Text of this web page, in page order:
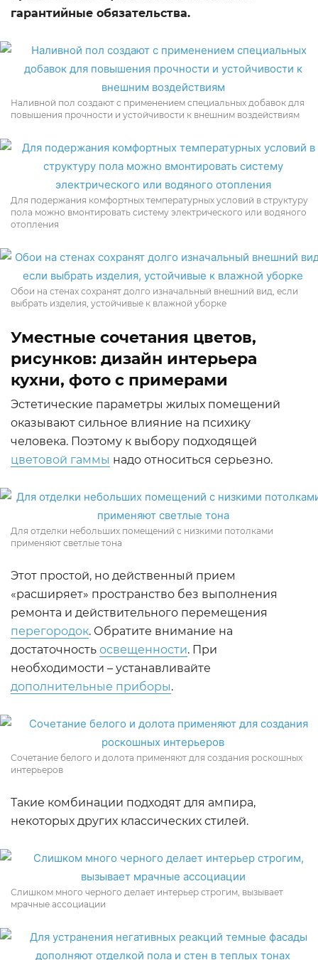
гарантийные обязательства.
Наливной пол создают с применением специальных добавок для
повышения прочности и устойчивости к внешним воздействиям
Для подержания комфортных температурных условий в структуру
пола можно вмонтировать систему электрического или водяного
отопления
Обои на стенах сохранят долго изначальный внешний вид, если
выбрать изделия, устойчивые к влажной уборке
Уместные сочетания цветов,
рисунков: дизайн интерьера
кухни, фото с примерами
Эстетические параметры жилых помещений
оказывают сильное влияние на психику
человека. Поэтому к выбору подходящей
цветовой гаммы надо относиться серьезно.
Для отделки небольших помещений с низкими потолками
применяют светлые тона
Этот простой, но действенный прием
«расширяет» пространство без выполнения
ремонта и действительного перемещения
перегородок. Обратите внимание на
достаточность освещенности. При
необходимости – устанавливайте
дополнительные приборы.
Сочетание белого и долота применяют для создания роскошных
интерьеров
Такие комбинации подходят для ампира,
некоторых других классических стилей.
Слишком много черного делает интерьер строгим, вызывает
мрачные ассоциации